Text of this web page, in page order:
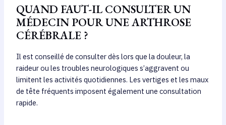
QUAND FAUT-IL CONSULTER UN
MÉDECIN POUR UNE ARTHROSE
CÉRÉBRALE ?
Il est conseillé de consulter dès lors que la douleur, la
raideur ou les troubles neurologiques s’aggravent ou
limitent les activités quotidiennes. Les vertiges et les maux
de tête fréquents imposent également une consultation
rapide.